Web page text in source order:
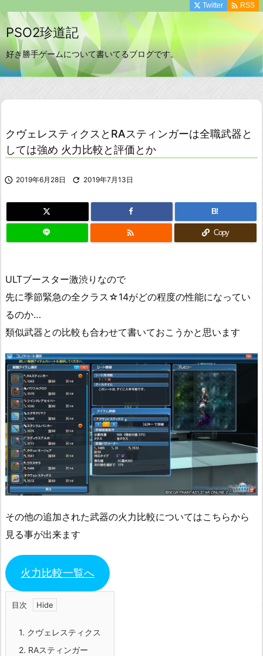
PSO2珍道記
好き勝手ゲームについて書いてるブログです。
Twitter  RSS
クヴェレスティクスとRAスティンガーは全職武器と
しては強め 火力比較と評価とか
 2019年6月28日  2019年7月13日
B!
 Copy
ULTブースター激渋りなので
先に季節緊急の全クラス☆14がどの程度の性能になってい
るのか…
類似武器との比較も合わせて書いておこうかと思います
その他の追加された武器の火力比較についてはこちらから
見る事が出来ます
火力比較一覧へ
目次
1. クヴェレスティクス
2. RAスティンガー